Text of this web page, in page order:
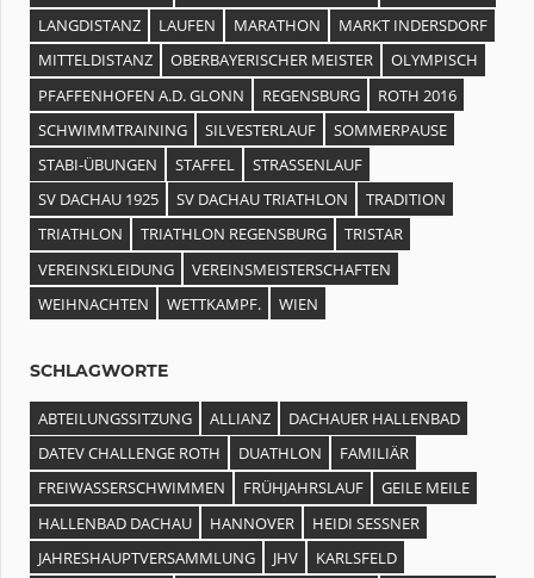
LANGDISTANZ
LAUFEN MARATHON
MARKT INDERSDORF
MITTELDISTANZ
OBERBAYERISCHER MEISTER
OLYMPISCH
PFAFFENHOFEN A.D. GLONN
REGENSBURG
ROTH 2016
SCHWIMMTRAINING
SILVESTERLAUF
SOMMERPAUSE
STABI-ÜBUNGEN
STAFFEL
STRASSENLAUF
SV DACHAU 1925
SV DACHAU TRIATHLON
TRADITION
TRIATHLON
TRIATHLON REGENSBURG
TRISTAR
VEREINSKLEIDUNG
VEREINSMEISTERSCHAFTEN
WEIHNACHTEN
WETTKAMPF. WIEN
SCHLAGWORTE
ABTEILUNGSSITZUNG ALLIANZ
DACHAUER HALLENBAD
DATEV CHALLENGE ROTH
DUATHLON
FAMILIÄR
FREIWASSERSCHWIMMEN
FRÜHJAHRSLAUF
GEILE MEILE
HALLENBAD DACHAU
HANNOVER
HEIDI SESSNER
JAHRESHAUPTVERSAMMLUNG
JHV
KARLSFELD